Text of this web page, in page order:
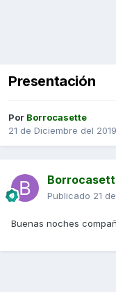
Presentación
Por Borrocasette
21 de Diciembre del 2019
Publicado 21
Buenas noches